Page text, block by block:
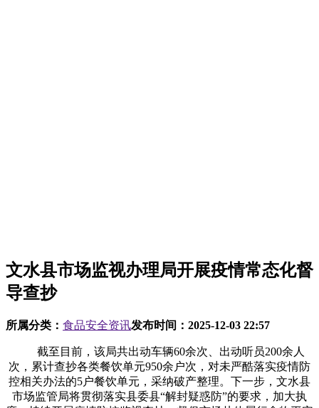
文水县市场监视办理局开展疫情常态化督
导查抄
所属分类： 食品安全资讯发布时间： 2025-12-03 22:57
截至目前，该局共出动车辆60余次、出动听员200余人
次，累计查抄各类餐饮单元950余户次，对未严酷落实疫情防
控相关办法的5户餐饮单元，采纳破产整理。下一步，文水县
市场监管局将贯彻落实县委县“解封疑惑防”的要求，加大执